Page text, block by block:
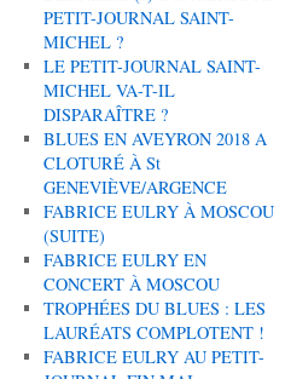
PETIT-JOURNAL SAINT-
MICHEL ?
LE PETIT-JOURNAL SAINT-
MICHEL VA-T-IL
DISPARAÎTRE ?
BLUES EN AVEYRON 2018 A
CLOTURÉ À St
GENEVIÈVE/ARGENCE
FABRICE EULRY À MOSCOU
(SUITE)
FABRICE EULRY EN
CONCERT À MOSCOU
TROPHÉES DU BLUES : LES
LAURÉATS COMPLOTENT !
FABRICE EULRY AU PETIT-